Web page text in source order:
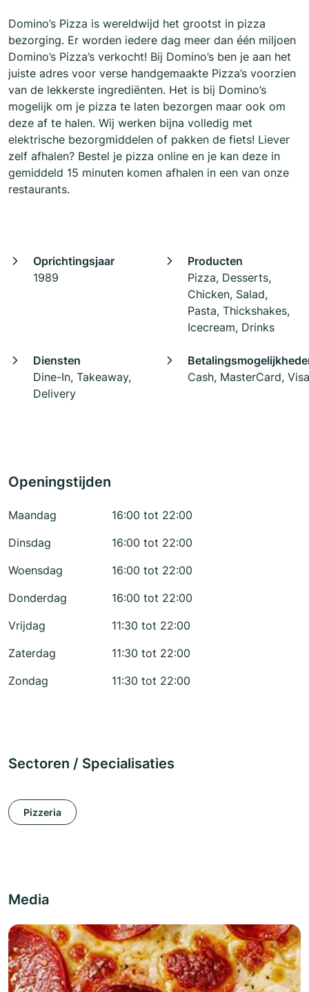
Domino’s Pizza is wereldwijd het grootst in pizza
bezorging. Er worden iedere dag meer dan één miljoen
Domino’s Pizza’s verkocht! Bij Domino’s ben je aan het
juiste adres voor verse handgemaakte Pizza’s voorzien
van de lekkerste ingrediënten. Het is bij Domino’s
mogelijk om je pizza te laten bezorgen maar ook om
deze af te halen. Wij werken bijna volledig met
elektrische bezorgmiddelen of pakken de fiets! Liever
zelf afhalen? Bestel je pizza online en je kan deze in
gemiddeld 15 minuten komen afhalen in een van onze
restaurants.
Oprichtingsjaar
1989
Producten
Pizza, Desserts,
Chicken, Salad,
Pasta, Thickshakes,
Icecream, Drinks
Diensten
Dine-In, Takeaway,
Delivery
Cash, MasterCard, Visa
Openingstijden
Maandag
16:00 tot 22:00
Dinsdag
16:00 tot 22:00
Woensdag
16:00 tot 22:00
Donderdag
16:00 tot 22:00
Vrijdag
11:30 tot 22:00
Zaterdag
11:30 tot 22:00
Zondag
11:30 tot 22:00
Sectoren / Specialisaties
Pizzeria
Media